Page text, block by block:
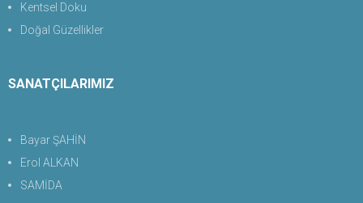
Kentsel Doku
Doğal Güzellikler
SANATÇILARIMIZ
Bayar ŞAHİN
Erol ALKAN
SAMİDA